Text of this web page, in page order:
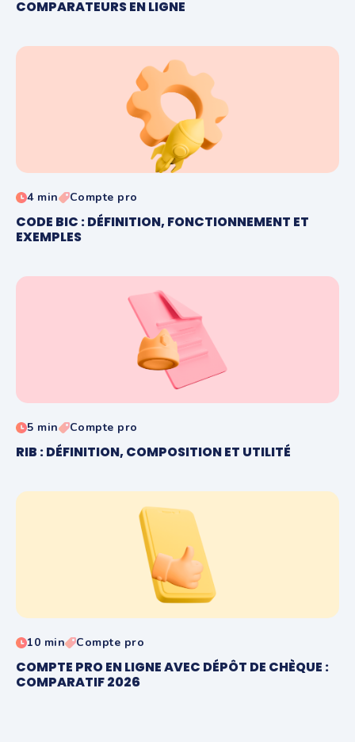
COMPARATEURS EN LIGNE
4 min Compte pro
CODE BIC : DÉFINITION, FONCTIONNEMENT ET
EXEMPLES
5 min Compte pro
RIB : DÉFINITION, COMPOSITION ET UTILITÉ
10 min Compte pro
COMPTE PRO EN LIGNE AVEC DÉPÔT DE CHÈQUE :
COMPARATIF 2026